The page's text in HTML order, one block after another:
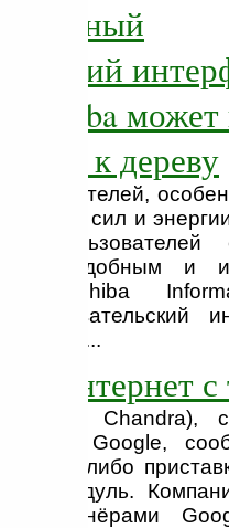
Toshiba может
к дереву
много сил и
удобным и
Toshiba
пользовательский
...
в Интернет
(Rishi Chandra),
Google,
будет либо
модуль.
партнёрами